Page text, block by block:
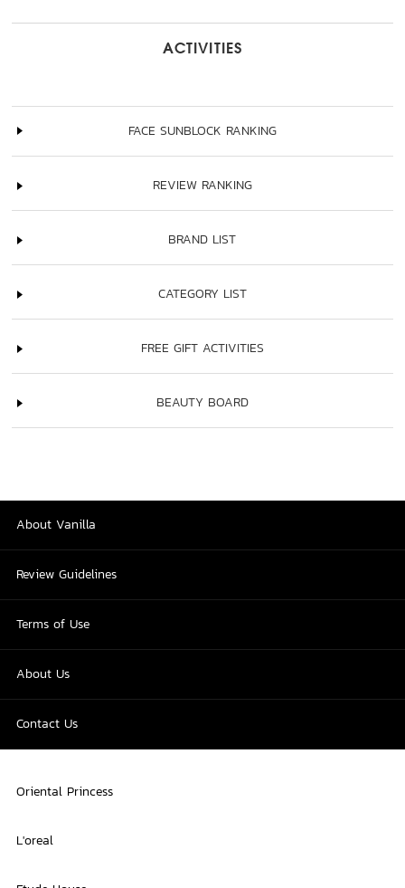
ACTIVITIES
FACE SUNBLOCK RANKING
REVIEW RANKING
BRAND LIST
CATEGORY LIST
FREE GIFT ACTIVITIES
BEAUTY BOARD
About Vanilla
Review Guidelines
Terms of Use
About Us
Contact Us
Oriental Princess
L'oreal